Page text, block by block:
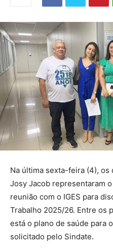
Na última sexta-feira (4),
Josy Jacob representaram
reunião com o IGES para
Trabalho 2025/26. Entre os
está o plano de saúde para
solicitado pelo Sindate.